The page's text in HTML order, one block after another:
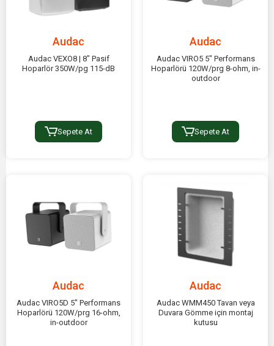
Audac
Audac VEXO8 | 8" Pasif
Hoparlör 350W/pg 115-dB
Sepete At
Audac
Audac VIRO5 5" Performans
Hoparlörü 120W/prg 8-ohm, in-
outdoor
Sepete At
Audac
Audac VIRO5D 5" Performans
Hoparlörü 120W/prg 16-ohm,
in-outdoor
Audac
Audac WMM450 Tavan veya
Duvara Gömme için montaj
kutusu